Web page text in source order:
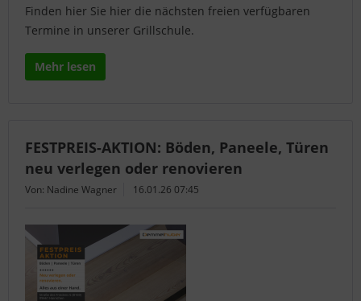
Finden hier Sie hier die nächsten freien verfügbaren
Termine in unserer Grillschule.
Mehr lesen
FESTPREIS-AKTION: Böden, Paneele, Türen
neu verlegen oder renovieren
Von: Nadine Wagner 16.01.26 07:45